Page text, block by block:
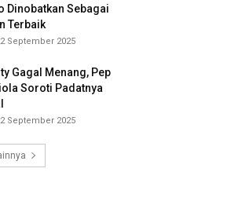
Dinobatkan Sebagai
Terbaik
September 2025
Gagal Menang, Pep
Soroti Padatnya
September 2025